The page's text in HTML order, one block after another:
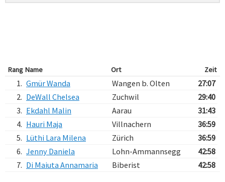
Rang Name Ort Zeit
1. Gmür Wanda Wangen b. Olten
27:07
2. DeWall Chelsea Zuchwil
29:40
3. Ekdahl Malin Aarau
31:43
4. Hauri Maja Villnachern
36:59
5. Lüthi Lara Milena Zürich
36:59
6. Jenny Daniela Lohn-Ammannsegg
42:58
7. Di Maiuta Annamaria Biberist 42:58